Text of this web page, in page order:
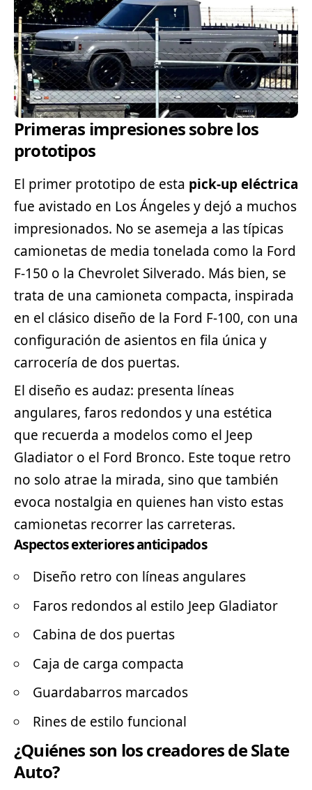
Primeras impresiones sobre los
prototipos
El primer prototipo de esta pick-up eléctrica
fue avistado en Los Ángeles y dejó a muchos
impresionados. No se asemeja a las típicas
camionetas de media tonelada como la Ford
F-150 o la Chevrolet Silverado. Más bien, se
trata de una camioneta compacta, inspirada
en el clásico diseño de la Ford F-100, con una
configuración de asientos en fila única y
carrocería de dos puertas.
El diseño es audaz: presenta líneas
angulares, faros redondos y una estética
que recuerda a modelos como el Jeep
Gladiator o el Ford Bronco. Este toque retro
no solo atrae la mirada, sino que también
evoca nostalgia en quienes han visto estas
camionetas recorrer las carreteras.
Aspectos exteriores anticipados
Diseño retro con líneas angulares
Faros redondos al estilo Jeep Gladiator
Cabina de dos puertas
Caja de carga compacta
Guardabarros marcados
Rines de estilo funcional
¿Quiénes son los creadores de Slate
Auto?